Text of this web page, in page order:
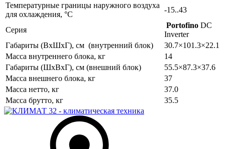
Температурные границы наружного воздуха
для охлаждения, °C
-15..43
Серия
Portofino DC
Inverter
Габариты (ВхШхГ), см (внутренний блок)
30.7×101.3×22.1
Масса внутреннего блока, кг
14
Габариты (ШхВхГ), см (внешний блок)
55.5×87.3×37.6
Масса внешнего блока, кг
37
Масса нетто, кг
37.0
Масса брутто, кг
35.5